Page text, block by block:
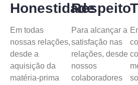
Honestidade
Em todas
nossas relações,
desde a
aquisição da
matéria-prima
Respeito
Para alcançar a
satisfação nas
relações, desde
nossos
colaboradores